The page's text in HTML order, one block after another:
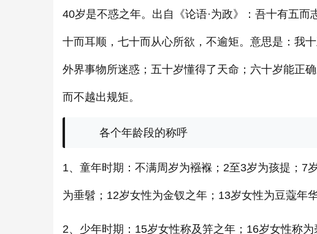
40岁是不惑之年。出自《论语·为政》：吾十有五
十而耳顺，七十而从心所欲，不逾矩。意思是：我
外界事物所迷惑；五十岁懂得了天命；六十岁能正
而不越出规矩。
各个年龄段的称呼
1、童年时期：不满周岁为襁褓；2至3岁为孩提；7
为垂髫；12岁女性为金钗之年；13岁女性为豆蔻年
2、少年时期：15岁女性称及笄之年；16岁女性称